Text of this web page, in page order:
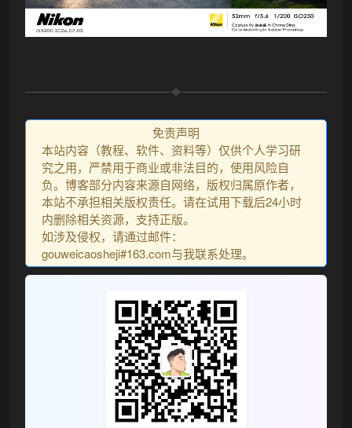
免责声明
本站内容（教程、软件、资料等）仅供个人学习研
究之用，严禁用于商业或非法目的，使用风险自
负。博客部分内容来源自网络，版权归属原作者，
本站不承担相关版权责任。请在试用下载后24小时
内删除相关资源，支持正版。
如涉及侵权，请通过邮件：
gouweicaosheji#163.com与我联系处理。